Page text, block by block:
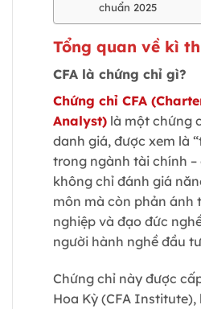
chuẩn 2025
Tổng quan về kì
CFA là chứng chỉ gì?
Chứng chỉ CFA
Analyst) là một chứng
danh giá, được xem là
trong ngành tài chính –
không chỉ đánh giá
môn mà còn phản ánh
nghiệp và đạo đức
người hành nghề đầu
Chứng chỉ này được
Hoa Kỳ (CFA